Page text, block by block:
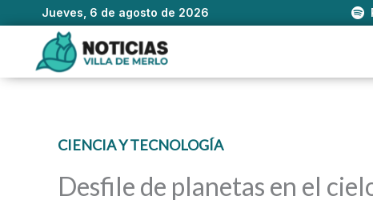
Jueves, 6 de agosto de 2026
contenido
CIENCIA Y TECNOLOGÍA
Desfile de planetas en el